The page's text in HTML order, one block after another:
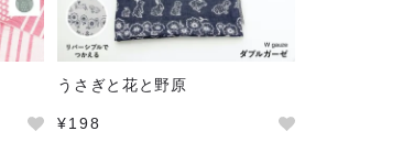
うさぎと花と野原
¥198